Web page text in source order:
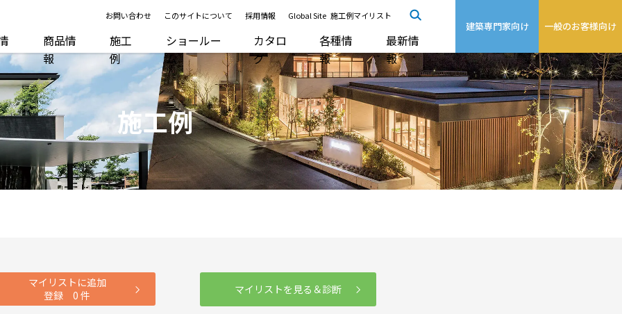
お問い合わせ このサイトについて 採用情報 Global Site 施工例マイリスト
商品情
報
施工
例
ショールー
ム
カタロ
グ
各種情
報
最新情
報
建築専門家向け 一般のお客様向け
施工例
マイリストに追加
登録0 件 マイリストを見る＆診断